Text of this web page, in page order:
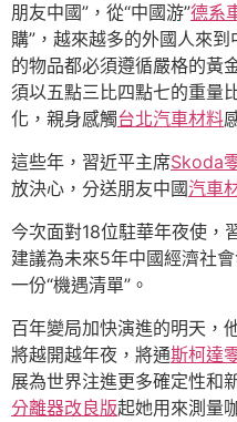
朋友中國”，從“中國游”德系
購”，越來越多的外國人來到
的物品都必須遵循嚴格的黃
須以五點三比四點七的重量
化，親身感觸台北汽車材料
這些年，習近平主席Skoda
放決心，分送朋友中國汽車
今次面對18位駐華年夜使，
建議為未來5年中國經濟社
一份“機遇清單”。
百年變局加快演進的明天，
將越開越年夜，將通斯柯達
展為世界注進更多確定性和
分離器改良版起她用來測量